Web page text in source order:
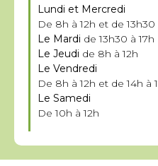
Lundi et Mercredi
De 8h à 12h et de 13h30
Le Mardi de 13h30 à 17h
Le Jeudi de 8h à 12h
Le Vendredi
De 8h à 12h et de 14h à
Le Samedi
De 10h à 12h